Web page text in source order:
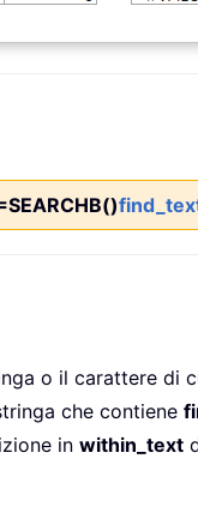
o il carattere di
che contiene
in within_text